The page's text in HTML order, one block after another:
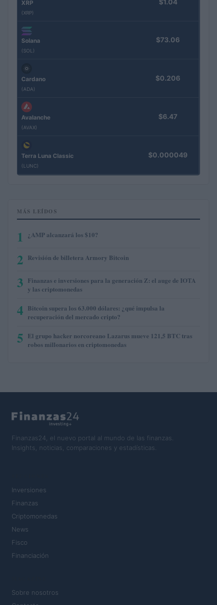
XRP
(XRP)
Solana
(SOL)
$73.06
Cardano
(ADA)
$0.206
Avalanche
(AVAX)
$6.47
Terra Luna Classic
(LUNC)
$0.000049
MÁS LEÍDOS
1 ¿AMP alcanzará los $10?
2 Revisión de billetera Armory Bitcoin
3 Finanzas e inversiones para la generación Z: el auge de IOTA
y las criptomonedas
4 Bitcoin supera los 63.000 dólares: ¿qué impulsa la
recuperación del mercado cripto?
5 El grupo hacker norcoreano Lazarus mueve 121,5 BTC tras
robos millonarios en criptomonedas
Finanzas24, el nuevo portal al mundo de las finanzas.
Insights, noticias, comparaciones y estadísticas.
Inversiones
Finanzas
Criptomonedas
News
Fisco
Financiación
Sobre nosotros